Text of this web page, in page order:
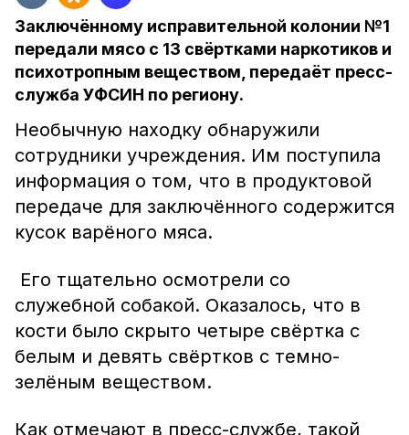
Заключённому исправительной колонии №1
передали мясо с 13 свёртками наркотиков и
психотропным веществом, передаёт пресс-
служба УФСИН по региону.
Необычную находку обнаружили
сотрудники учреждения. Им поступила
информация о том, что в продуктовой
передаче для заключённого содержится
кусок варёного мяса.
Его тщательно осмотрели со
служебной собакой. Оказалось, что в
кости было скрыто четыре свёртка с
белым и девять свёртков с темно-
зелёным веществом.
Как отмечают в пресс-службе, такой